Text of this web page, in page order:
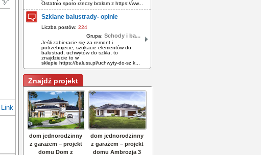
Link
Ostatnio sporo rzeczy brałam z https://ww...
Szklane balustrady- opinie
Liczba postów: 224
Grupa: Schody i ba...
Jeśli zabieracie się za remont i
potrzebujecie, szukacie elementów do
balustrad, uchwytów do szkła, to
znajdziecie to w
sklepie https://baluss.pl/uchwyty-do-sz k...
Znajdź projekt